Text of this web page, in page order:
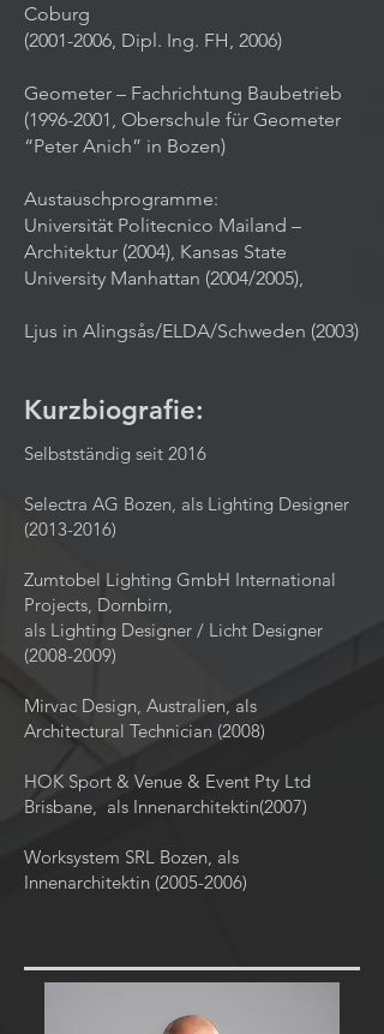
Coburg
(2001-2006, Dipl. Ing. FH, 2006)
Geometer – Fachrichtung Baubetrieb
(1996-2001, Oberschule für Geometer
“Peter Anich” in Bozen)
Austauschprogramme:
Universität Politecnico Mailand –
Architektur (2004), Kansas State
University Manhattan (2004/2005),
Ljus in Alingsås/ELDA/Schweden (2003)
Kurzbiografie:
Selbstständig seit 2016
Selectra AG Bozen, als Lighting Designer
(2013-2016)
Zumtobel Lighting GmbH International
Projects, Dornbirn,
als Lighting Designer / Licht Designer
(2008-2009)
Mirvac Design, Australien, als
Architectural Technician (2008)
HOK Sport & Venue & Event Pty Ltd
Brisbane, als Innenarchitektin(2007)
Worksystem SRL Bozen, als
Innenarchitektin (2005-2006)